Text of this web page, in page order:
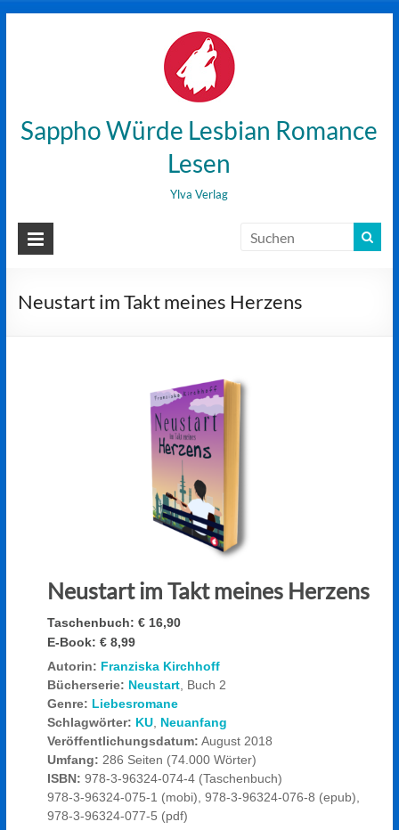
Sappho Würde Lesbian Romance
Lesen
Ylva Verlag
Neustart im Takt meines Herzens
Neustart im Takt meines Herzens
Taschenbuch: € 16,90
E-Book: € 8,99
Autorin: Franziska Kirchhoff
Bücherserie: Neustart, Buch 2
Genre: Liebesromane
Schlagwörter: KU, Neuanfang
Veröffentlichungsdatum: August 2018
Umfang: 286 Seiten (74.000 Wörter)
ISBN: 978-3-96324-074-4 (Taschenbuch)
978-3-96324-075-1 (mobi), 978-3-96324-076-8 (epub),
978-3-96324-077-5 (pdf)